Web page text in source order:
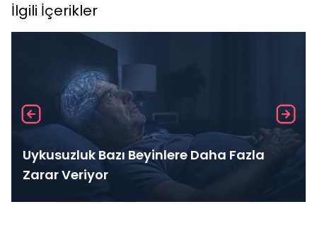
İlgili İçerikler
Uykusuzluk Bazı Beyinlere Daha Fazla
Zarar Veriyor